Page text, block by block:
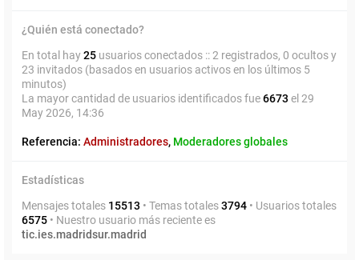
¿Quién está conectado?
En total hay25 usuarios conectados :: 2 registrados, 0 ocultos y
23 invitados (basados en usuarios activos en los últimos 5
minutos)
La mayor cantidad de usuarios identificados fue6673 el 29
May 2026, 14:36
Referencia: Administradores, Moderadores globales
Estadísticas
Mensajes totales 15513 • Temas totales3794 • Usuarios totales
6575 • Nuestro usuario más reciente es
tic.ies.madridsur.madrid